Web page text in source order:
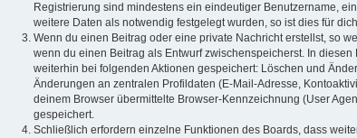
Registrierung sind mindestens ein eindeutiger Benutzername,
weitere Daten als notwendig festgelegt wurden, so ist dies für
Wenn du einen Beitrag oder eine private Nachricht erstellst, so
wenn du einen Beitrag als Entwurf zwischenspeicherst. In
weiterhin bei folgenden Aktionen gespeichert: Löschen und
Änderungen an zentralen Profildaten (E-Mail-Adresse,
deinem Browser übermittelte Browser-Kennzeichnung (User
gespeichert.
Schließlich erfordern einzelne Funktionen des Boards, dass